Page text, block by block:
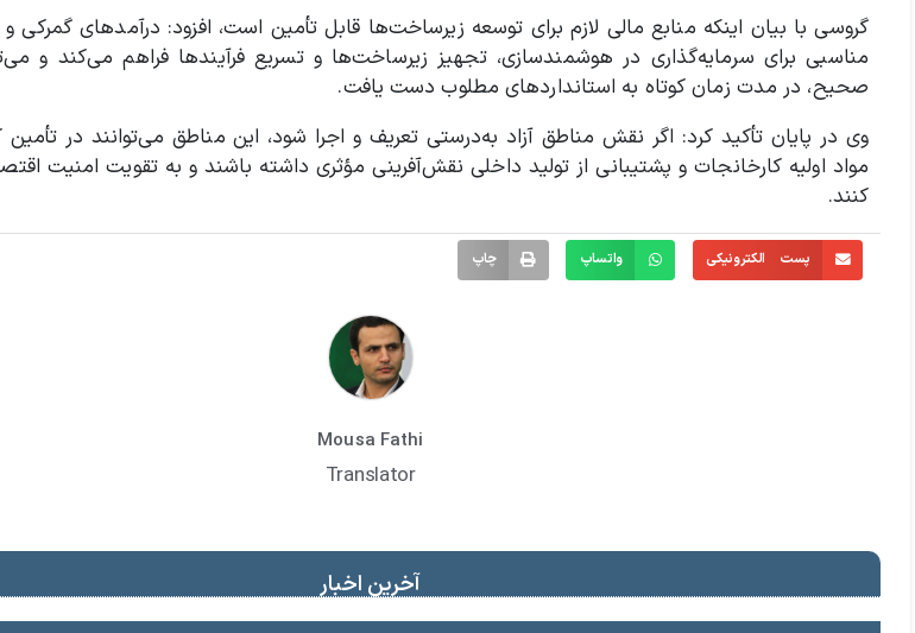
گروسی با بیان اینکه منابع مالی لازم برای توسعه زیرساخت‌ها قابل تأمین است، افزود: درآمدهای گمرکی و
مناسبی برای سرمایه‌گذاری در هوشمندسازی، تجهیز زیرساخت‌ها و تسریع فرآیندها فراهم می‌کند و
صحیح، در مدت زمان کوتاه به استانداردهای مطلوب دست یافت.
وی در پایان تأکید کرد: اگر نقش مناطق آزاد به‌درستی تعریف و اجرا شود، این مناطق می‌توانند در تأمین
مواد اولیه کارخانجات و پشتیبانی از تولید داخلی نقش‌آفرینی مؤثری داشته باشند و به تقویت امنیت
کنند.
پست الکترونیکی واتساپ چاپ
Mousa Fathi
Translator
آخرین اخبار